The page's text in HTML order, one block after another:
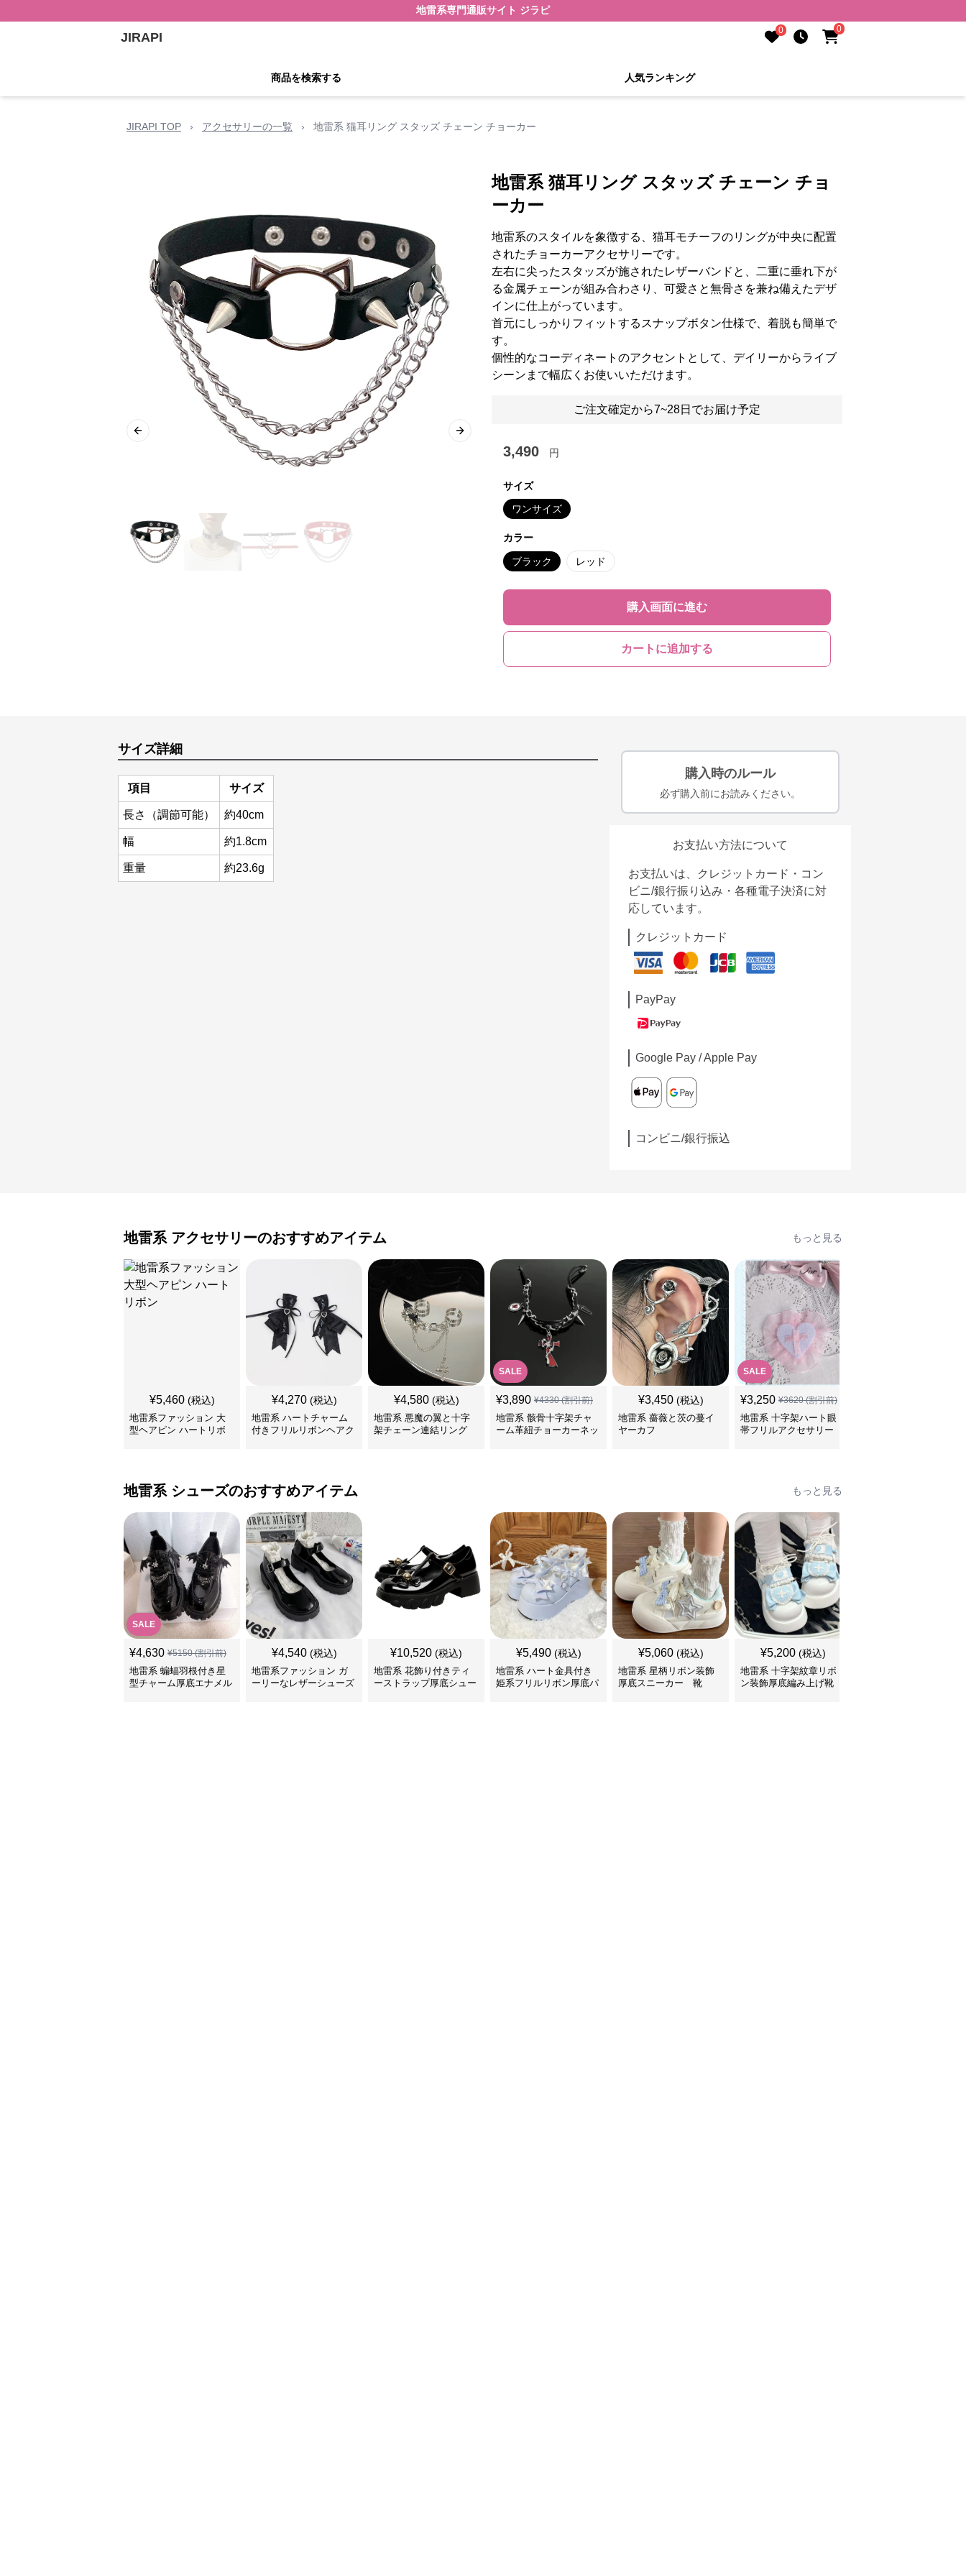
地雷系専門通販サイト ジラピ
JIRAPI 0 0
商品を検索する 人気ランキング
JIRAPI TOP › アクセサリーの一覧 › 地雷系 猫耳リング スタッズ チェーン チョーカー
Previous slide Next slide
地雷系 猫耳リング スタッズ チェーン チョ
ーカー
地雷系のスタイルを象徴する、猫耳モチーフのリングが中央に配置
されたチョーカーアクセサリーです。
左右に尖ったスタッズが施されたレザーバンドと、二重に垂れ下が
る金属チェーンが組み合わさり、可愛さと無骨さを兼ね備えたデザ
インに仕上がっています。
首元にしっかりフィットするスナップボタン仕様で、着脱も簡単で
す。
個性的なコーディネートのアクセントとして、デイリーからライブ
シーンまで幅広くお使いいただけます。
ご注文確定から7~28日でお届け予定
3,490 円
サイズ
ワンサイズ
カラー
ブラック レッド
購入画面に進む
カートに追加する
サイズ詳細
項目 サイズ
長さ（調節可能） 約40cm
幅 約1.8cm
重量 約23.6g
購入時のルール
必ず購入前にお読みください。
お支払い方法について
お支払いは、クレジットカード・コン
ビニ/銀行振り込み・各種電子決済に対
応しています。
クレジットカード
PayPay
Google Pay / Apple Pay
コンビニ/銀行振込
地雷系 アクセサリーのおすすめアイテム もっと見る
¥5,460 (税込)
地雷系ファッション 大
型ヘアピン ハートリボ
¥4,270 (税込)
地雷系 ハートチャーム
付きフリルリボンヘアク
¥4,580 (税込)
地雷系 悪魔の翼と十字
架チェーン連結リング
SALE
¥3,890 ¥4330(割引前)
地雷系 骸骨十字架チャ
ーム革紐チョーカーネッ
¥3,450 (税込)
地雷系 薔薇と茨の蔓イ
ヤーカフ
SALE
¥3,250 ¥3620(割引前)
地雷系 十字架ハート眼
帯フリルアクセサリー
地雷系 シューズのおすすめアイテム もっと見る
SALE
¥4,630 ¥5150(割引前)
地雷系 蝙蝠羽根付き星
型チャーム厚底エナメル
¥4,540 (税込)
地雷系ファッション ガ
ーリーなレザーシューズ
¥10,520 (税込)
地雷系 花飾り付きティ
ーストラップ厚底シュー
¥5,490 (税込)
地雷系 ハート金具付き
姫系フリルリボン厚底パ
¥5,060 (税込)
地雷系 星柄リボン装飾
厚底スニーカー 靴
¥5,200 (税込)
地雷系 十字架紋章リボ
ン装飾厚底編み上げ靴